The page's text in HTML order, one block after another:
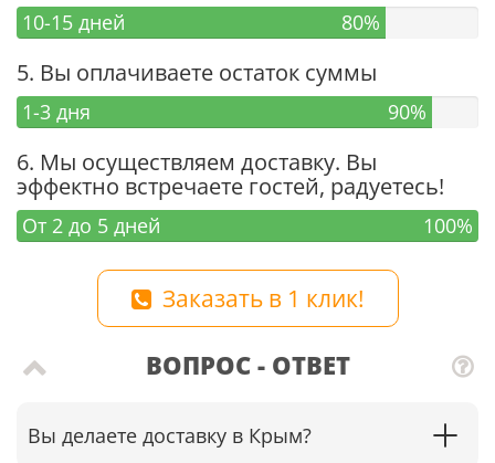
10-15 дней 80%
5. Вы оплачиваете остаток суммы
1-3 дня 90%
6. Мы осуществляем доставку. Вы
эффектно встречаете гостей, радуетесь!
От 2 до 5 дней 100%
Заказать в 1 клик!
ВОПРОС - ОТВЕТ
Вы делаете доставку в Крым?